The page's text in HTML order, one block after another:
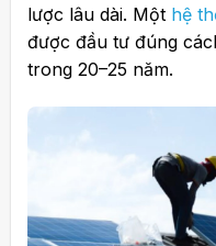
lược lâu dài. Một hệ
được đầu tư đúng
trong 20–25 năm.